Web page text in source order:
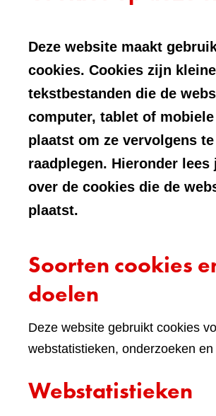
Deze website maakt
cookies. Cookies zijn kleine
tekstbestanden die de
computer, tablet of
plaatst om ze vervolgens te
raadplegen. Hieronder lees
over de cookies die de
plaatst.
Soorten cookies
doelen
Deze website gebruikt cookies
webstatistieken, onderzoeken
Webstatistieken